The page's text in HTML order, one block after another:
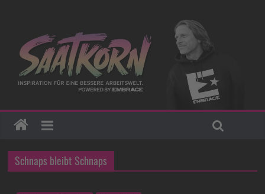
Schnaps bleibt Schnaps